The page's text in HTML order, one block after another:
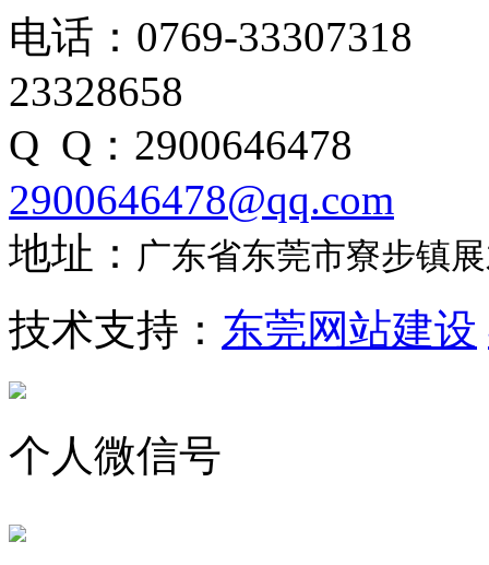
电话：0769-
23328658
Q Q：
2900646478@qq.com
地址： 广东省东莞市寮步镇
技术支持： 东莞网站建设
个人微信号